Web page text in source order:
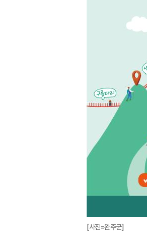
[사진=완주군]